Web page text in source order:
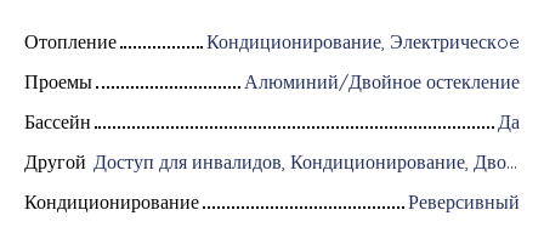
Отопление
Кондиционирование, Электрическoe
Проемы
Алюминий/Двойное остекление
Бассейн
Да
Другой
Доступ для инвалидов, Кондиционирование, Дворник, Оборудование для домашней автоматизации, Оптоволоконный интернет, Хранитель, Бронированная дверь, Система охранной сигнализации, Видеофон
Кондиционирование
Реверсивный